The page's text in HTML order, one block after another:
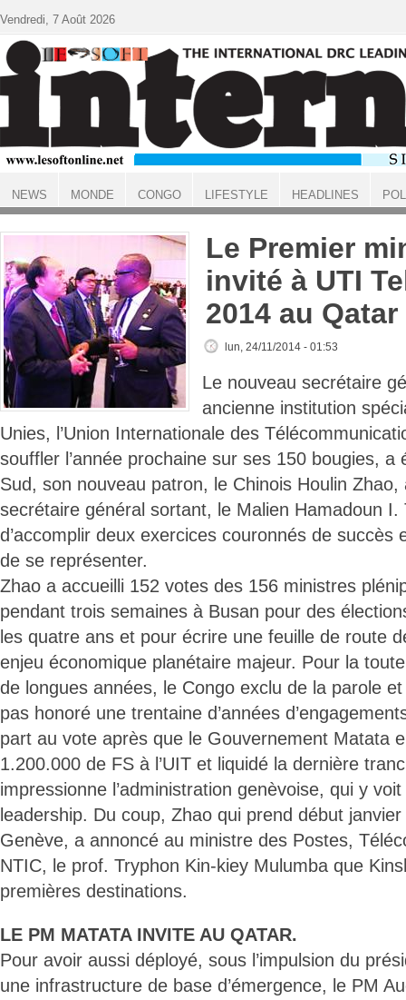
ACCUEIL
Le Premier
invité à UTI
2014 au Qatar
lun, 24/11/2014 - 01:53
Le nouveau secrétaire
ancienne institution
Unies, l’Union Internationale des
souffler l’année prochaine sur ses 150 bougies, a
Sud, son nouveau patron, le Chinois Houlin
secrétaire général sortant, le Malien Hamadoun I.
d’accomplir deux exercices couronnés de succès
de se représenter.
Zhao a accueilli 152 votes des 156 ministres
pendant trois semaines à Busan pour des
les quatre ans et pour écrire une feuille de route
enjeu économique planétaire majeur. Pour la
de longues années, le Congo exclu de la parole
pas honoré une trentaine d’années
part au vote après que le Gouvernement Matata
1.200.000 de FS à l’UIT et liquidé la dernière
impressionne l’administration genèvoise, qui y
leadership. Du coup, Zhao qui prend début
Genève, a annoncé au ministre des Postes,
NTIC, le prof. Tryphon Kin-kiey Mulumba que
premières destinations.
LE PM MATATA INVITE AU QATAR.
Pour avoir aussi déployé, sous l’impulsion du
une infrastructure de base d’émergence, le PM
Vendredi, 7 Août 2026
NEWS MONDE CONGO LIFESTYLE HEADLINES